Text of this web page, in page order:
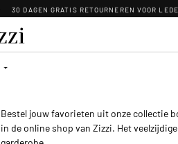
30 DAGEN GRATIS RETOURNEREN VOOR
Bestel jouw favorieten uit onze collectie
in de online shop van Zizzi. Het